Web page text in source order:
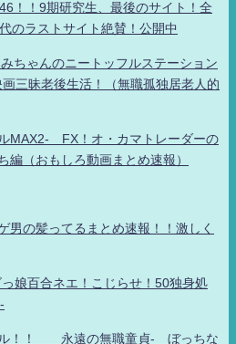
！！9期研究生、最後のサイト！全
のラストサイト絶賛！公開中
ちゃんのニートッフルステーション
三昧老後生活！（無職孤独居老人的
MAX2- FX！オ・カマトレーダーの
（おもしろ動画まとめ速報）
男の髪ってるまとめ速報！！激しく
娘百合ネエ！こじらせ！50独身処
ル！！ 永遠の無職童貞- ぼっちな